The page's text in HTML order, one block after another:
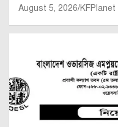
August 5, 2026 KFPlanet